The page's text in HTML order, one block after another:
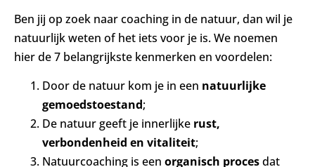
Ben jij op zoek naar coaching in de natuur, dan wil je
natuurlijk weten of het iets voor je is. We noemen
hier de 7 belangrijkste kenmerken en voordelen:
Door de natuur kom je in een natuurlijke
gemoedstoestand;
De natuur geeft je innerlijke rust,
verbondenheid en vitaliteit;
Natuurcoaching is een organisch procesdat